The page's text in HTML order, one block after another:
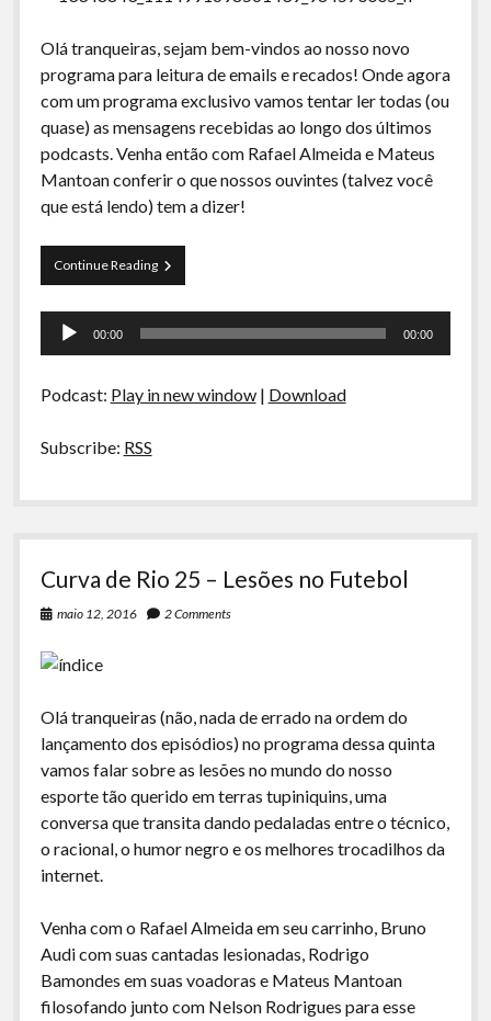
Olá tranqueiras, sejam bem-vindos ao nosso novo
programa para leitura de emails e recados! Onde agora
com um programa exclusivo vamos tentar ler todas (ou
quase) as mensagens recebidas ao longo dos últimos
podcasts. Venha então com Rafael Almeida e Mateus
Mantoan conferir o que nossos ouvintes (talvez você
que está lendo) tem a dizer!
Continue ReadingEmails
e
Abril
Tocador
00:00 00:00
Podcast: Play in new window| Download
Subscribe: RSS
Curva de Rio 25 – Lesões no Futebol
maio 12, 2016 2 Comments
Olá tranqueiras (não, nada de errado na ordem do
lançamento dos episódios) no programa dessa quinta
vamos falar sobre as lesões no mundo do nosso
esporte tão querido em terras tupiniquins, uma
conversa que transita dando pedaladas entre o técnico,
o racional, o humor negro e os melhores trocadilhos da
internet.
Venha com o Rafael Almeida em seu carrinho, Bruno
Audi com suas cantadas lesionadas, Rodrigo
Bamondes em suas voadoras e Mateus Mantoan
filosofando junto com Nelson Rodrigues para esse